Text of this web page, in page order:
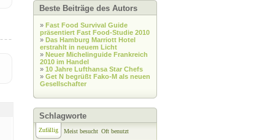
Beste Beiträge des Autors
» Fast Food Survival Guide
präsentiert Fast Food-Studie 2010
» Das Hamburg Marriott Hotel
erstrahlt in neuem Licht
» Neuer Michelinguide Frankreich
2010 im Handel
» 10 Jahre Lufthansa Star Chefs
» Get N begrüßt Fako-M als neuen
Gesellschafter
Schlagworte
Zufällig Meist besucht Oft benutzt